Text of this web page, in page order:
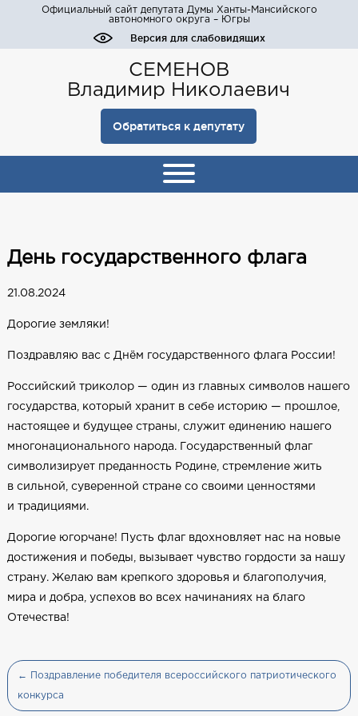
Официальный сайт депутата Думы Ханты-Мансийского
автономного округа – Югры
Версия для слабовидящих
СЕМЕНОВ
Владимир Николаевич
Обратиться к депутату
День государственного флага
21.08.2024
Дорогие земляки!
Поздравляю вас с Днём государственного флага России!
Российский триколор — один из главных символов нашего
государства, который хранит в себе историю — прошлое,
настоящее и будущее страны, служит единению нашего
многонационального народа. Государственный флаг
символизирует преданность Родине, стремление жить
в сильной, суверенной стране со своими ценностями
и традициями.
Дорогие югорчане! Пусть флаг вдохновляет нас на новые
достижения и победы, вызывает чувство гордости за нашу
страну. Желаю вам крепкого здоровья и благополучия,
мира и добра, успехов во всех начинаниях на благо
Отечества!
← Поздравление победителя всероссийского патриотического
конкурса